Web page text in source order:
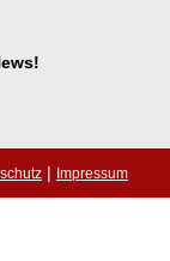
| Impressum